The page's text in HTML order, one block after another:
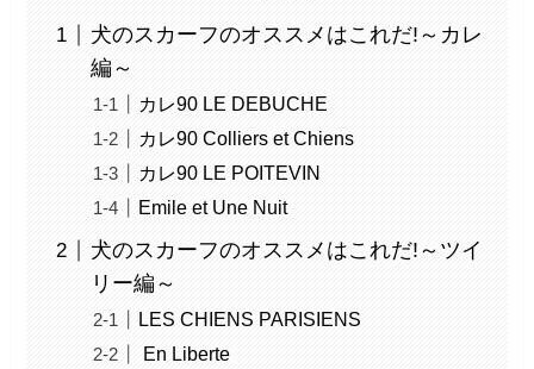
犬のスカーフのオススメはこれだ!～カレ
編～
カレ90 LE DEBUCHE
カレ90 Colliers et Chiens
カレ90 LE POITEVIN
Emile et Une Nuit
犬のスカーフのオススメはこれだ!～ツイ
リー編～
LES CHIENS PARISIENS
En Liberte